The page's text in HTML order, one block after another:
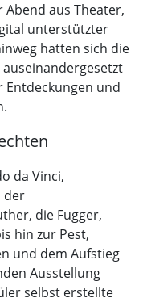
aus Theater,
unterstützter
hatten sich die
auseinandergesetzt
Entdeckungen und
da Vinci,
der
die Fugger,
hin zur Pest,
und dem Aufstieg
Ausstellung
selbst erstellte